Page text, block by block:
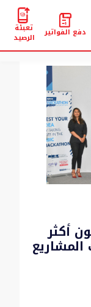
دفع الفواتير تعبئة
الرصيد
أكثر
المشاريع